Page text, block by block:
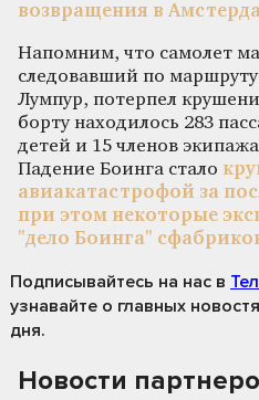
возвращения в
Напомним, что самолет
следовавший по
Лумпур, потерпел
борту находилось 283
детей и 15 членов
Падение Боинга стало
авиакатастрофой за
при этом некоторые
"дело Боинга"
Подписывайтесь на нас в
узнавайте о главных
дня.
Новости